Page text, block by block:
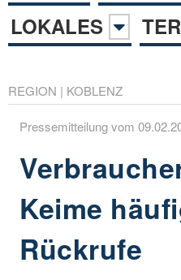
LOKALES
REGION | KOBLENZ
Pressemitteilung vom
Keime
Rückrufe